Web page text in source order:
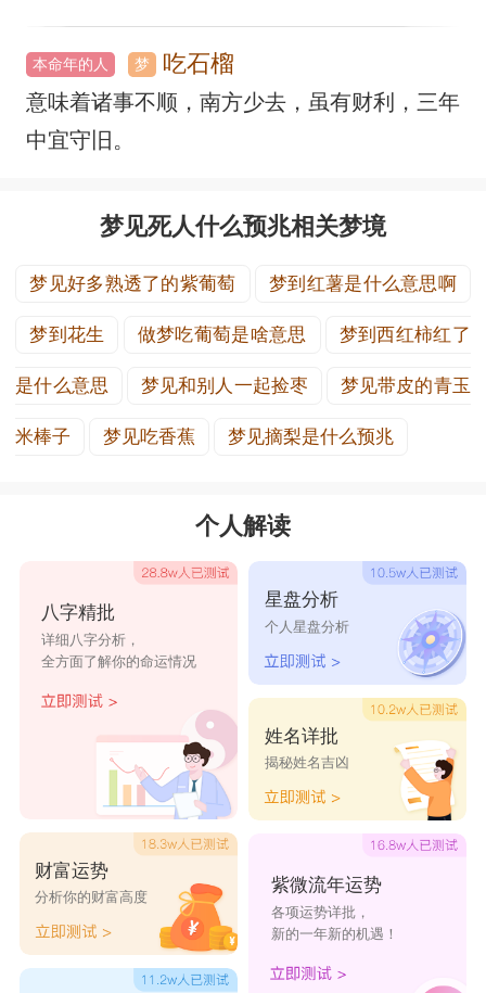
本命年的人 梦 吃石榴
意味着诸事不顺，南方少去，虽有财利，三年
中宜守旧。
梦见死人什么预兆相关梦境
梦见好多熟透了的紫葡萄 梦到红薯是什么意思啊
梦到花生 做梦吃葡萄是啥意思 梦到西红柿红了
是什么意思 梦见和别人一起捡枣 梦见带皮的青玉
米棒子 梦见吃香蕉 梦见摘梨是什么预兆
个人解读
八字精批
详细八字分析，
全方面了解你的命运情况
财富运势
分析你的财富高度
星盘分析
个人星盘分析
姓名详批
揭秘姓名吉凶
紫微流年运势
各项运势详批，
新的一年新的机遇！